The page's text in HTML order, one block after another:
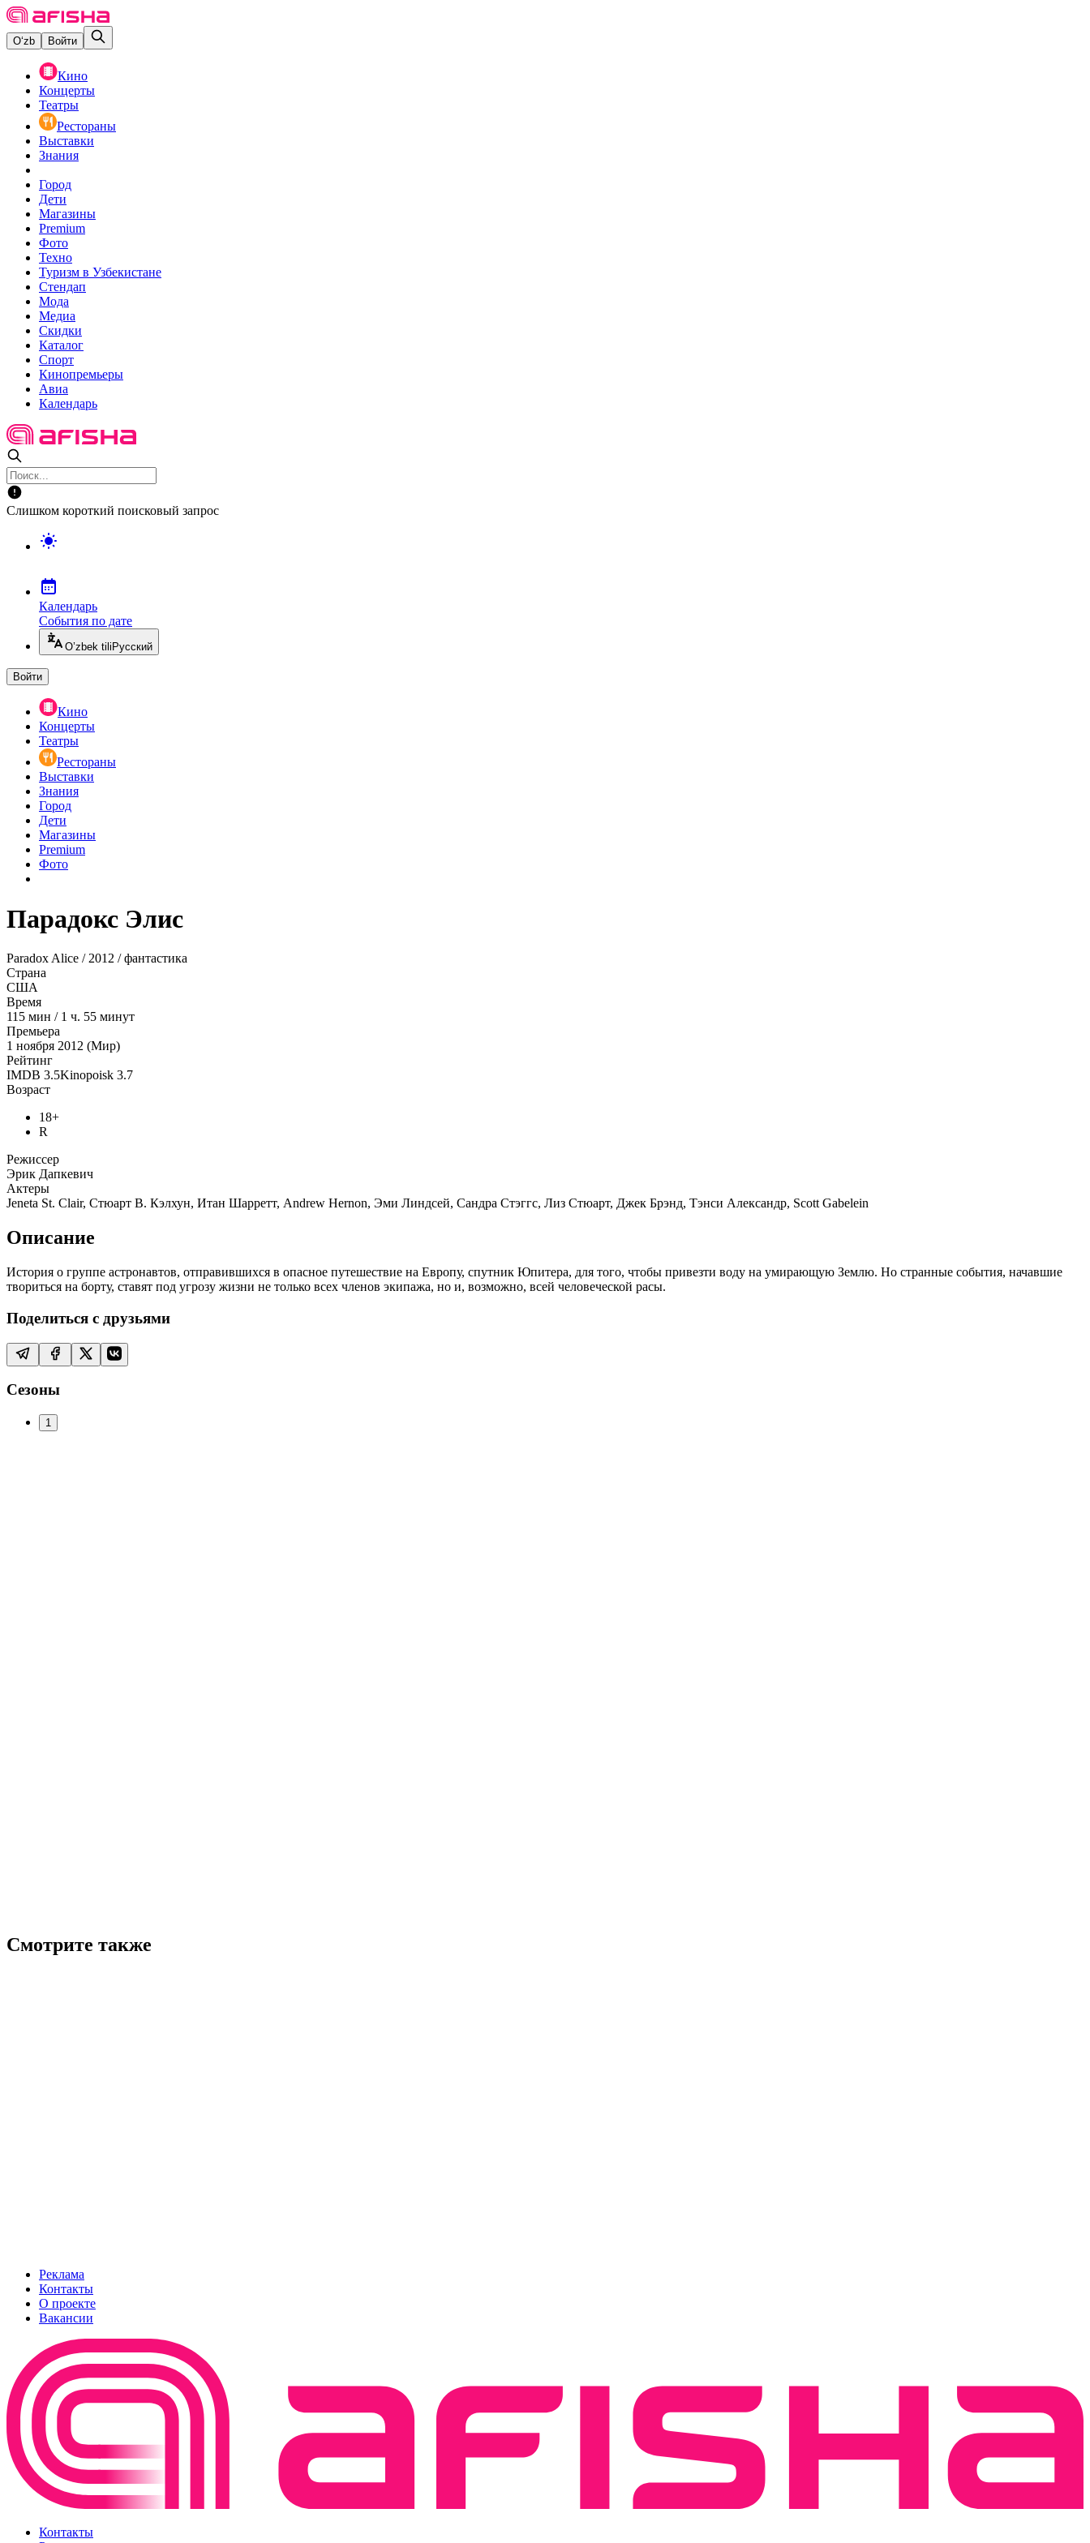
O‘zb Войти
Кино
Концерты
Театры
Рестораны
Выставки
Знания
Город
Дети
Магазины
Premium
Фото
Техно
Туризм в Узбекистане
Стендап
Мода
Медиа
Скидки
Каталог
Спорт
Кинопремьеры
Авиа
Календарь
Слишком короткий поисковый запрос
Календарь
События по дате
O’zbek tili Русский
Войти
Кино
Концерты
Театры
Рестораны
Выставки
Знания
Город
Дети
Магазины
Premium
Фото
Парадокс Элис
Paradox Alice / 2012 / фантастика
Страна
США
Время
115 мин / 1 ч. 55 минут
Премьера
1 ноября 2012 (Мир)
Рейтинг
IMDB 3.5Kinopoisk 3.7
Возраст
18+
R
Режиссер
Эрик Дапкевич
Актеры
Jeneta St. Clair, Стюарт В. Кэлхун, Итан Шарретт, Andrew Hernon, Эми Линдсей, Сандра Стэггс, Лиз Стюарт, Джек Брэнд, Тэнси Александр, Scott Gabelein
Описание
История о группе астронавтов, отправившихся в опасное путешествие на Европу, спутник Юпитера, для того, чтобы привезти воду на умирающую Землю. Но странные события, начавшие
твориться на борту, ставят под угрозу жизни не только всех членов экипажа, но и, возможно, всей человеческой расы.
Поделиться с друзьями
Сезоны
1
Смотрите также
Реклама
Контакты
О проекте
Вакансии
Контакты